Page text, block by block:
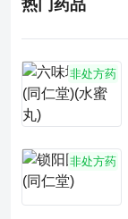
热门药品
非处方药
非处方药